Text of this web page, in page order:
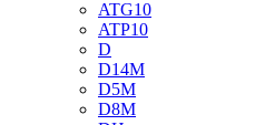
ATG10
ATP10
D
D14M
D5M
D8M